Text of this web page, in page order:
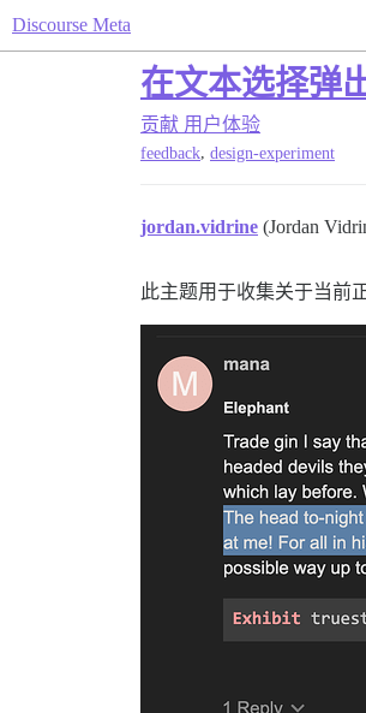
Discourse Meta
在文本选择弹
贡献 用户体验
feedback, design-experiment
jordan.vidrine (Jordan
此主题用于收集关于当前